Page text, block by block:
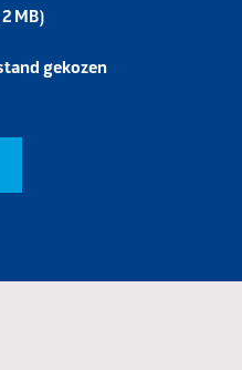
MB)
gekozen